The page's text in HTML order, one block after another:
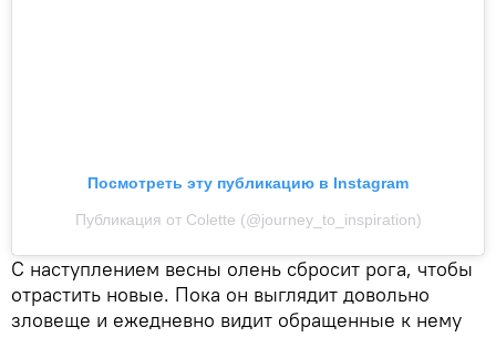
Посмотреть эту публикацию в Instagram
Публикация от Colette (@journey_to_inspiration)
С наступлением весны олень сбросит рога, чтобы
отрастить новые. Пока он выглядит довольно
зловеще и ежедневно видит обращенные к нему